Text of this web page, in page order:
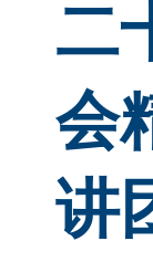
二
会
讲